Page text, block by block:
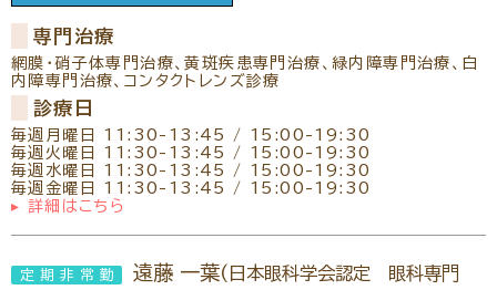
専門治療
網膜・硝子体専門治療 黄斑疾患専門治療 緑内障専門治療
白
内障専門治療
コンタクトレンズ診療
診療日
毎週月曜日 11:30-13:45 / 15:00-19:30
毎週火曜日 11:30-13:45 / 15:00-19:30
毎週水曜日 11:30-13:45 / 15:00-19:30
毎週金曜日 11:30-13:45 / 15:00-19:30
▸ 詳細はこちら
定期非常勤 遠藤 一葉(日本眼科学会認定 眼科専門